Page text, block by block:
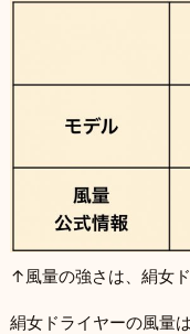
↑風量の強さは、絹女
絹女ドライヤーの風量